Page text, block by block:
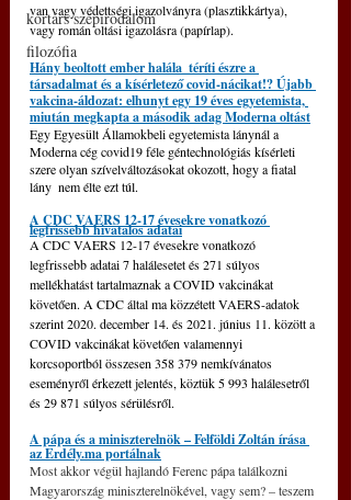
kortárs szépirodalom
filozófia
van vagy védettségi igazolványra (plasztikkártya),
vagy román oltási igazolásra (papírlap).
Hány beoltott ember halála  téríti észre a
társadalmat és a kísérletező covid-nácikat!? Újabb
vakcina-áldozat: elhunyt egy 19 éves egyetemista,
miután megkapta a második adag Moderna oltást
Egy Egyesült Államokbeli egyetemista lánynál a
Moderna cég covid19 féle géntechnológiás kísérleti
szere olyan szívelváltozásokat okozott, hogy a fiatal
lány  nem élte ezt túl.
A CDC VAERS 12-17 évesekre vonatkozó
legfrissebb hivatalos adatai
A CDC VAERS 12-17 évesekre vonatkozó
legfrissebb adatai 7 halálesetet és 271 súlyos
mellékhatást tartalmaznak a COVID vakcinákat
követően. A CDC által ma közzétett VAERS-adatok
szerint 2020. december 14. és 2021. június 11. között a
COVID vakcinákat követően valamennyi
korcsoportból összesen 358 379 nemkívánatos
eseményről érkezett jelentés, köztük 5 993 halálesetről
és 29 871 súlyos sérülésről.
A pápa és a miniszterelnök – Felföldi Zoltán írása
az Erdély.ma portálnak
Most akkor végül hajlandó Ferenc pápa találkozni
Magyarország miniszterelnökével, vagy sem? – teszem